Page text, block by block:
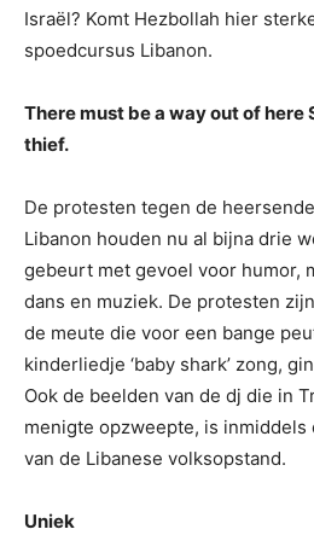
Israël? Komt Hezbollah hier
spoedcursus Libanon.
There must be a way out of here
thief.
De protesten tegen de
Libanon houden nu al bijna drie
gebeurt met gevoel voor humor,
dans en muziek. De protesten
de meute die voor een bange
kinderliedje ‘baby shark’ zong,
Ook de beelden van de dj die in
menigte opzweepte, is inmiddels
van de Libanese volksopstand.
Uniek